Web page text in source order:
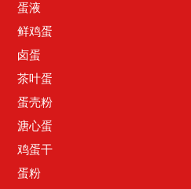
蛋液
鲜鸡蛋
卤蛋
茶叶蛋
蛋壳粉
溏心蛋
鸡蛋干
蛋粉